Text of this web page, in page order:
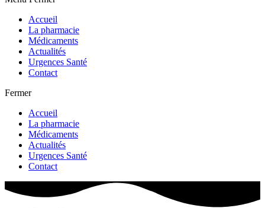
Accueil
La pharmacie
Médicaments
Actualités
Urgences Santé
Contact
Fermer
Accueil
La pharmacie
Médicaments
Actualités
Urgences Santé
Contact